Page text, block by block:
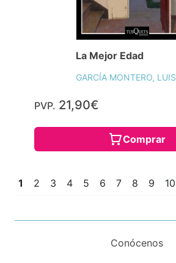
La Mejor Edad
GARCÍA MONTERO, LUIS
PVP. 21,90€
Comprar
1 2 3 4 5 6 7 8 9 10
Conócenos